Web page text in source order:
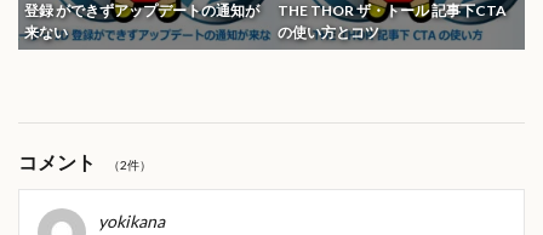
登録 ができずアップデートの通知が
来ない
THE THOR ザ・トール 記事下CTA
の使い方とコツ
コメント （2件）
yokikana